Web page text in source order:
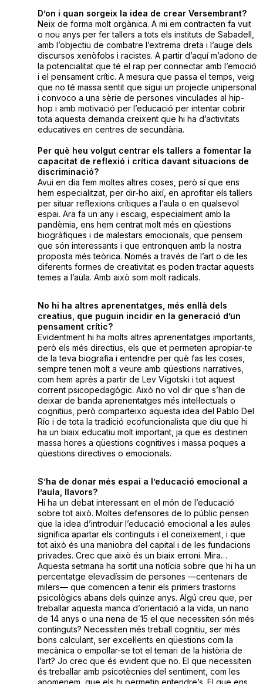
D’on i quan sorgeix la idea de crear Versembrant?
Neix de forma molt orgànica. A mi em contracten fa vuit
o nou anys per fer tallers a tots els instituts de Sabadell,
amb l’objectiu de combatre l’extrema dreta i l’auge dels
discursos xenòfobs i racistes. A partir d’aquí m’adono de
la potencialitat que té el rap per connectar amb l’emoció
i el pensament crític. A mesura que passa el temps, veig
que no té massa sentit que sigui un projecte unipersonal
i convoco a una sèrie de persones vinculades al hip-
hop i amb motivació per l’educació per intentar cobrir
tota aquesta demanda creixent que hi ha d’activitats
educatives en centres de secundària.
Per què heu volgut centrar els tallers a fomentar la
capacitat de reflexió i crítica davant situacions de
discriminació?
Avui en dia fem moltes altres coses, però sí que ens
hem especialitzat, per dir-ho així, en aprofitar els tallers
per situar reflexions crítiques a l’aula o en qualsevol
espai. Ara fa un any i escaig, especialment amb la
pandèmia, ens hem centrat molt més en qüestions
biogràfiques i de malestars emocionals, que pensem
que són interessants i que entronquen amb la nostra
proposta més teòrica. Només a través de l’art o de les
diferents formes de creativitat es poden tractar aquests
temes a l’aula. Amb això som molt radicals.
No hi ha altres aprenentatges, més enllà dels
creatius, que puguin incidir en la generació d’un
pensament crític?
Evidentment hi ha molts altres aprenentatges importants,
però els més directius, els que et permeten apropiar-te
de la teva biografia i entendre per què fas les coses,
sempre tenen molt a veure amb qüestions narratives,
com hem après a partir de Lev Vigotski i tot aquest
corrent psicopedagògic. Això no vol dir que s’han de
deixar de banda aprenentatges més intel·lectuals o
cognitius, però comparteixo aquesta idea del Pablo Del
Río i de tota la tradició ecofuncionalista que diu que hi
ha un biaix educatiu molt important, ja que es destinen
massa hores a qüestions cognitives i massa poques a
qüestions directives o emocionals.
S’ha de donar més espai a l’educació emocional a
l’aula, llavors?
Hi ha un debat interessant en el món de l’educació
sobre tot això. Moltes defensores de lo públic pensen
que la idea d’introduir l’educació emocional a les aules
significa apartar els continguts i el coneixement, i que
tot això és una maniobra del capital i de les fundacions
privades. Crec que això és un biaix erroni. Mira…
Aquesta setmana ha sortit una notícia sobre que hi ha un
percentatge elevadíssim de persones —centenars de
milers— que comencen a tenir els primers trastorns
psicològics abans dels quinze anys. Algú creu que, per
treballar aquesta manca d’orientació a la vida, un nano
de 14 anys o una nena de 15 el que necessiten són més
continguts? Necessiten més treball cognitiu, ser més
bons calculant, ser excel·lents en qüestions com la
mecànica o empollar-se tot el temari de la història de
l’art? Jo crec que és evident que no. El que necessiten
és treballar amb psicotècnies del sentiment, com les
anomenem, que els hi permetin entendre’s. El que ens